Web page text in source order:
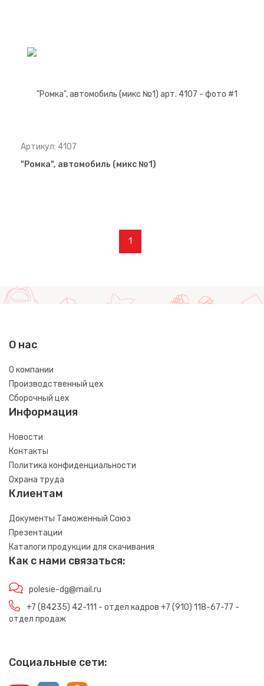
Артикул: 4107
"Ромка", автомобиль (микс №1)
1
О нас
О компании
Производственный цех
Сборочный цех
Информация
Новости
Контакты
Политика конфиденциальности
Охрана труда
Клиентам
Документы Таможенный Союз
Презентации
Каталоги продукции для скачивания
Как с нами связаться:
polesie-dg@mail.ru
+7 (84235) 42-111 - отдел кадров +7 (910) 118-67-77 -
отдел продаж
Социальные сети: